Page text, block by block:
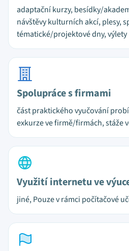
adaptační kurzy, besídky/
návštěvy kulturních akcí, plesy,
tématické/projektové dny, výlety
Spolupráce s firmami
část praktického vyučování
exkurze ve firmě/firmách, stáže
Využití internetu ve
jiné, Pouze v rámci počítačové